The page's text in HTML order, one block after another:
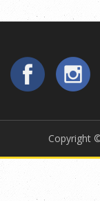
Copyright